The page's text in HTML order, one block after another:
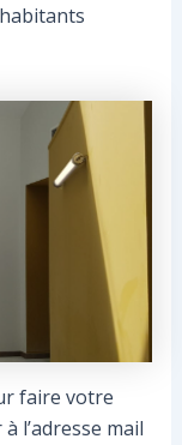
faire votre
l’adresse mail